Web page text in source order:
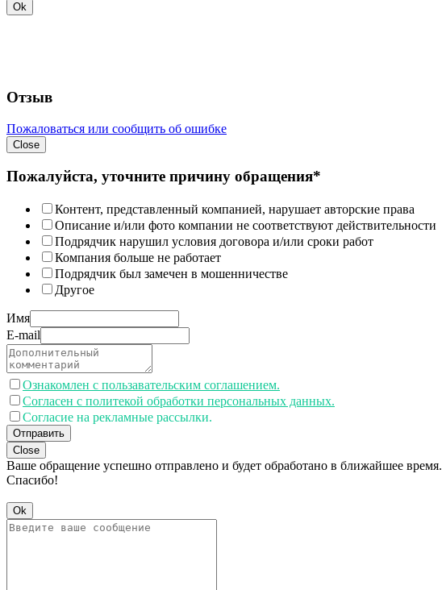
Ok
Отзыв
Пожаловаться или сообщить об ошибке
Close
Пожалуйста, уточните причину обращения*
Контент, представленный компанией, нарушает авторские права
Описание и/или фото компании не соответствуют действительности
Подрядчик нарушил условия договора и/или сроки работ
Компания больше не работает
Подрядчик был замечен в мошенничестве
Другое
Имя
E-mail
Ознакомлен с пользавательским соглашением.
Согласен с политекой обработки персональных данных.
Согласие на рекламные рассылки.
Отправить
Close
Ваше обращение успешно отправлено и будет обработано в ближайшее время.
Спасибо!
Ok